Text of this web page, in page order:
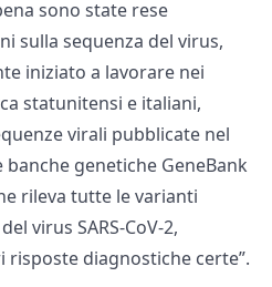
sono state rese
sulla sequenza del virus,
iniziato a lavorare nei
statunitensi e italiani,
virali pubblicate nel
genetiche GeneBank
rileva tutte le varianti
virus SARS-CoV-2,
diagnostiche certe”.